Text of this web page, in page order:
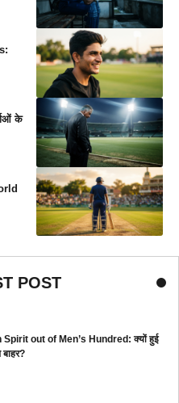
के
POST
Spirit out of Men’s Hundred: क्यों हुई
बाहर?